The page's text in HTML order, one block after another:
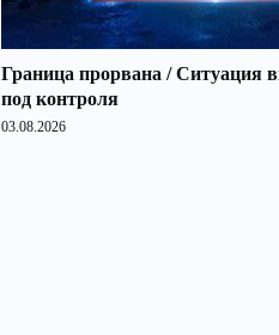
Граница прорвана / Ситуация
под контроля
03.08.2026